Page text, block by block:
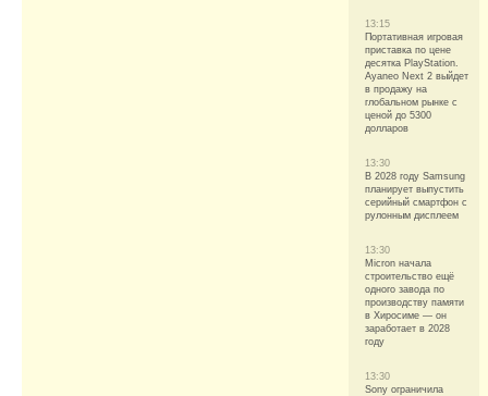
13:15
Портативная игровая
приставка по цене
десятка PlayStation.
Ayaneo Next 2 выйдет
в продажу на
глобальном рынке с
ценой до 5300
долларов
13:30
В 2028 году Samsung
планирует выпустить
серийный смартфон с
рулонным дисплеем
13:30
Micron начала
строительство ещё
одного завода по
производству памяти
в Хиросиме — он
заработает в 2028
году
13:30
Sony ограничила